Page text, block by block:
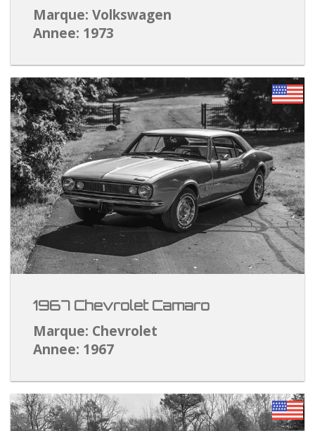
Marque: Volkswagen
Annee: 1973
1967 Chevrolet Camaro
Marque: Chevrolet
Annee: 1967